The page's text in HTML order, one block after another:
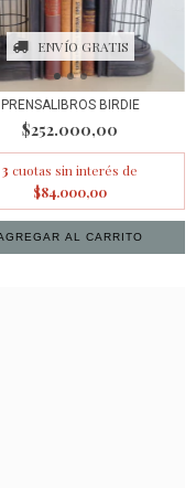
ENVÍO GRATIS
PRENSALIBROS BIRDIE
$252.000,00
3 cuotas sin interés de
$84.000,00